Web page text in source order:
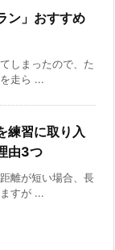
ン」おすすめ
しまったので、た
走ら ...
練習に取り入
由3つ
離が短い場合、長
すが ...